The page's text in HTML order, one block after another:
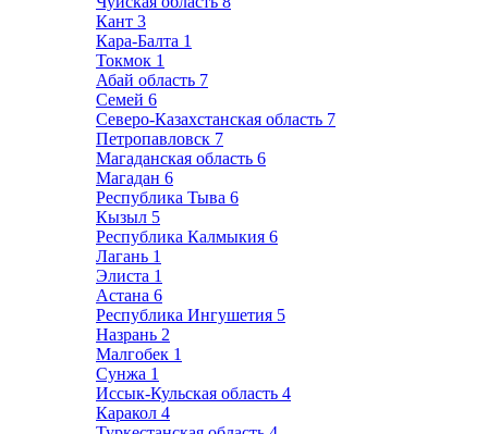
Кант 3
Кара-Балта 1
Токмок 1
Абай область 7
Семей 6
Северо-Казахстанская область 7
Петропавловск 7
Магаданская область 6
Магадан 6
Республика Тыва 6
Кызыл 5
Республика Калмыкия 6
Лагань 1
Элиста 1
Астана 6
Республика Ингушетия 5
Назрань 2
Малгобек 1
Сунжа 1
Иссык-Кульская область 4
Каракол 4